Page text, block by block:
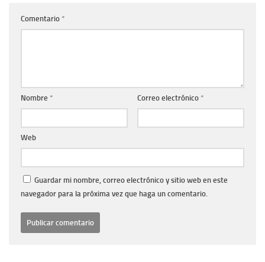
Comentario *
Nombre * Correo electrónico *
Web
Guardar mi nombre, correo electrónico y sitio web en este
navegador para la próxima vez que haga un comentario.